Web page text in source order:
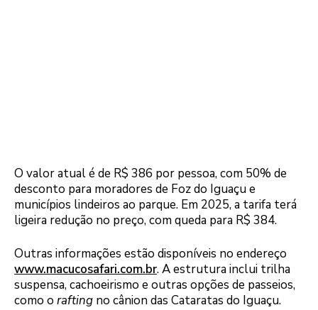
O valor atual é de R$ 386 por pessoa, com 50% de
desconto para moradores de Foz do Iguaçu e
municípios lindeiros ao parque. Em 2025, a tarifa terá
ligeira redução no preço, com queda para R$ 384.
Outras informações estão disponíveis no endereço
www.macucosafari.com.br. A estrutura inclui trilha
suspensa, cachoeirismo e outras opções de passeios,
como o rafting no cânion das Cataratas do Iguaçu.